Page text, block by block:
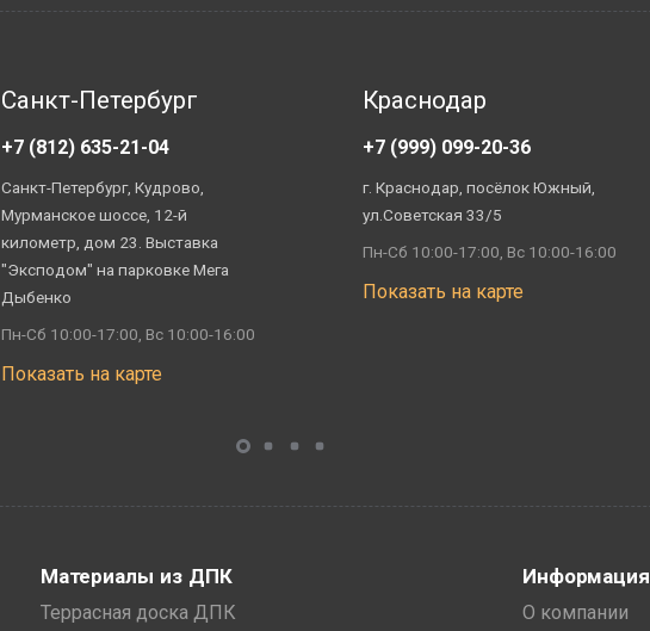
Санкт-Петербург
+7 (812) 635-21-04
Санкт-Петербург, Кудрово,
Мурманское шоссе, 12-й
километр, дом 23. Выставка
"Эксподом" на парковке Мега
Дыбенко
Пн-Сб 10:00-17:00, Вс 10:00-16:00
Показать на карте
Краснодар
+7 (999) 099-20-36
г. Краснодар, посёлок Южный,
ул.Советская 33/5
Пн-Сб 10:00-17:00, Вс 10:00-16:00
Показать на карте
Материалы из ДПК
Террасная доска ДПК
Информация
О компании